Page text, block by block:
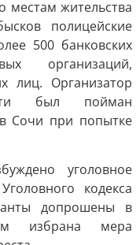
местам жительства
полицейские
500 банковских
организаций,
лиц. Организатор
был пойман
Сочи при попытке
уголовное
кодекса
допрошены в
избрана мера